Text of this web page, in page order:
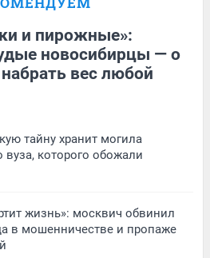
и пирожные»:
новосибирцы — о
вес любой
тайну хранит могила
которого обожали
жизнь»: москвич обвинил
в мошенничестве и пропаже